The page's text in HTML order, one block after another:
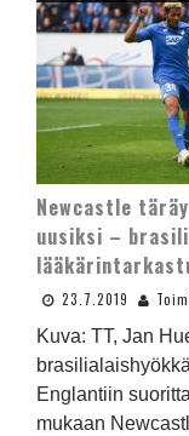
Newcastle
uusiksi –
23.7.2019
Kuva: TT, Jan
Englantiin
mukaan